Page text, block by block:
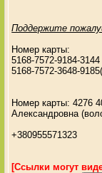
Поддержите
Номер карты:
5168-7572-9184-3144
5168-7572-3648-
Номер карты: 4276
Александровна
+380955571323
[Ссылки могут